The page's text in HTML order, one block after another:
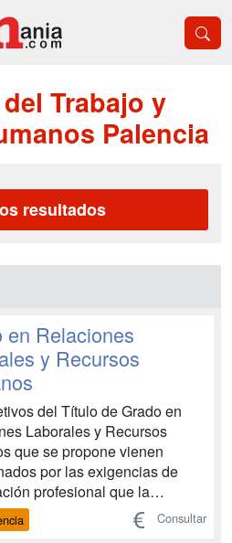
Trabajo y
Palencia
resultados
en Relaciones
y Recursos
del Título de Grado en
Laborales y Recursos
que se propone vienen
por las exigencias de
profesional que la
demanda de los futuros
teniendo en cuenta la
Consultar